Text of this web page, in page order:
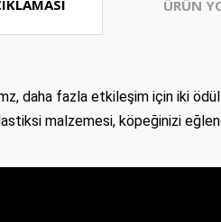
ÜRÜN
daha fazla etkileşim için iki
malzemesi, köpeğinizi